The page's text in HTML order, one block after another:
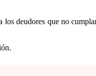
los deudores que no